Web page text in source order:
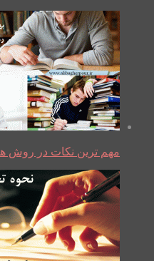
مهم ترین نکات در روش